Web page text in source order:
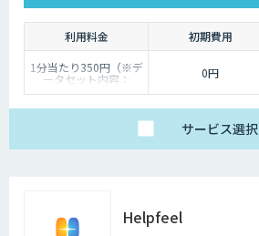
利用料金 初期費用
1分当たり350円（※デ
ータセット内容：
wav/txt/eaf）
0円
サービス選択
Helpfeel